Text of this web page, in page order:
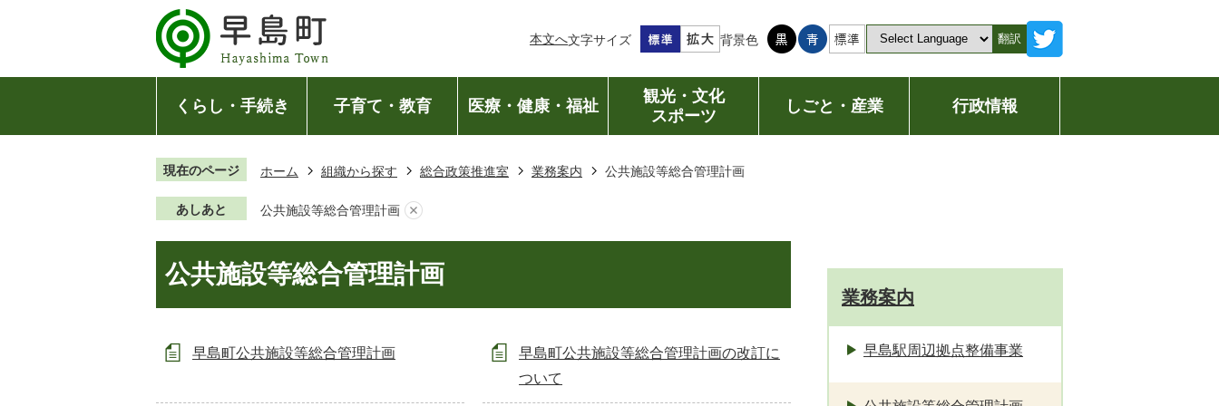
本文へ文字サイズ 背景色 翻訳
くらし・手続き 子育て・教育 医療・健康・福祉
観光・文化
スポーツ
しごと・産業 行政情報
現在のページ ホーム 組織から探す 総合政策推進室 業務案内 公共施設等総合管理計画
あしあと 公共施設等総合管理計画
公共施設等総合管理計画
早島町公共施設等総合管理計画
早島町公共施設等総合管理計画の改訂に
ついて
業務案内
早島駅周辺拠点整備事業